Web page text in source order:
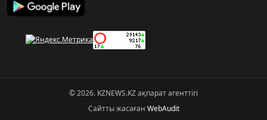
© 2026. KZNEWS.KZ ақпарат агенттігі
Сайтты жасаған WebAudit